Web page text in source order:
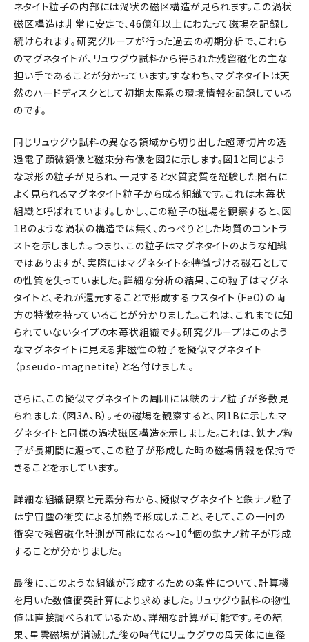
ネタイト粒子の内部には渦状の磁区構造が見られます。この渦状
磁区構造は非常に安定で、46億年以上にわたって磁場を記録し
続けられます。研究グループが行った過去の初期分析で、これら
のマグネタイトが、リュウグウ試料から得られた残留磁化の主な
担い手であることが分かっています。すなわち、マグネタイトは天
然のハードディスクとして初期太陽系の環境情報を記録している
のです。
同じリュウグウ試料の異なる領域から切り出した超薄切片の透
過電子顕微鏡像と磁束分布像を図2に示します。図1と同じよう
な球形の粒子が見られ、一見すると水質変質を経験した隕石に
よく見られるマグネタイト粒子から成る組織です。これは木苺状
組織と呼ばれています。しかし、この粒子の磁場を観察すると、図
1Bのような渦状の構造では無く、のっぺりとした均質のコントラ
ストを示しました。つまり、この粒子はマグネタイトのような組織
ではありますが、実際にはマグネタイトを特徴づける磁石として
の性質を失っていました。詳細な分析の結果、この粒子はマグネ
タイトと、それが還元することで形成するウスタイト（FeO）の両
方の特徴を持っていることが分かりました。これは、これまでに知
られていないタイプの木苺状組織です。研究グループはこのよう
なマグネタイトに見える非磁性の粒子を擬似マグネタイト
（pseudo-magnetite）と名付けました。
さらに、この擬似マグネタイトの周囲には鉄のナノ粒子が多数見
られました（図3A、B）。その磁場を観察すると、図1Bに示したマ
グネタイトと同様の渦状磁区構造を示しました。これは、鉄ナノ粒
子が長期間に渡って、この粒子が形成した時の磁場情報を保持で
きることを示しています。
詳細な組織観察と元素分布から、擬似マグネタイトと鉄ナノ粒子
は宇宙塵の衝突による加熱で形成したこと、そして、この一回の
衝突で残留磁化計測が可能になる～104個の鉄ナノ粒子が形成
することが分かりました。
最後に、このような組織が形成するための条件について、計算機
を用いた数値衝突計算により求めました。リュウグウ試料の物性
値は直接調べられているため、詳細な計算が可能です。その結
果、星雲磁場が消滅した後の時代にリュウグウの母天体に直径